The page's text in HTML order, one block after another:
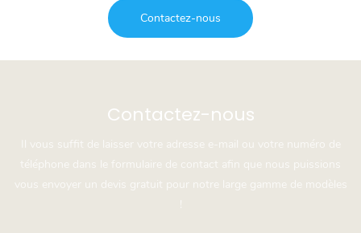
Contactez-nous
Contactez-nous
Il vous suffit de laisser votre adresse e-mail ou votre numéro de
téléphone dans le formulaire de contact afin que nous puissions
vous envoyer un devis gratuit pour notre large gamme de modèles
!